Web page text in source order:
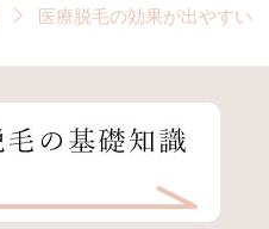
医療脱毛の効果が出やすい